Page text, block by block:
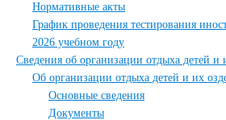
Нормативные акты
График проведения тестирования
2026 учебном году
Сведения об организации отдыха детей и
Об организации отдыха детей и их
Основные сведения
Документы